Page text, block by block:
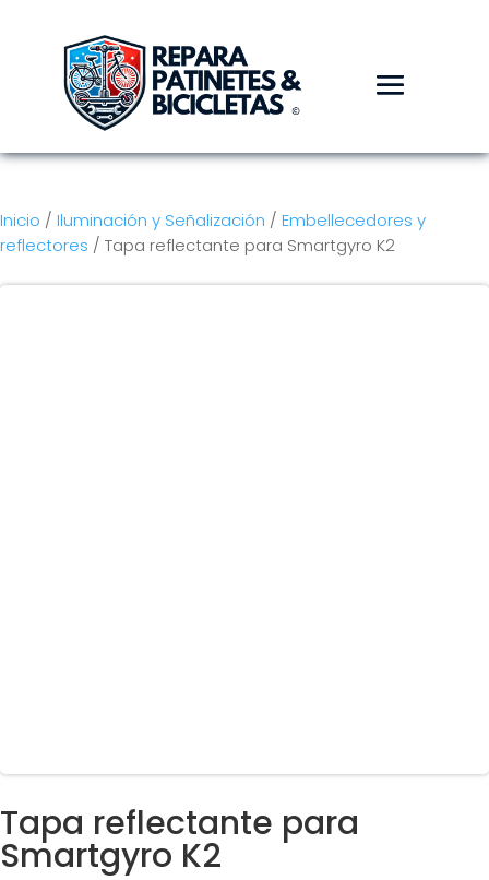
Inicio / Iluminación y Señalización / Embellecedores y
reflectores / Tapa reflectante para Smartgyro K2
Tapa reflectante para
Smartgyro K2